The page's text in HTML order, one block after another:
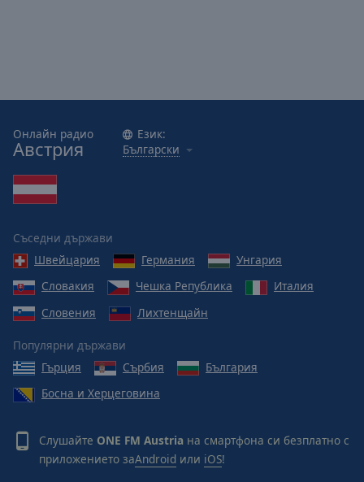
Area
Background
Color
Font
Size
Edge
Style
Family
Онлайн радио
Австрия
Език:
Български
Съседни държави
Швейцария
Германия
Унгария
Словакия
Чешка Република
Италия
Словения
Лихтенщайн
Популярни държави
Гърция
Сърбия
България
Босна и Херцеговина
Слушайте ONE FM Austria на смартфона си безплатно с
приложението заAndroid или iOS!